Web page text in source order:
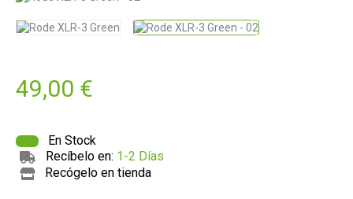
49,00 €
En Stock
Recíbelo en: 1-2 Días
Recógelo en tienda